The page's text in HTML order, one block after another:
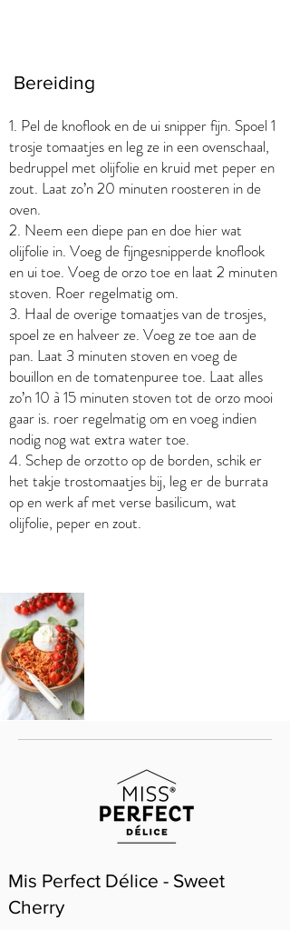
Bereiding
1. Pel de knoflook en de ui snipper fijn. Spoel 1
trosje tomaatjes en leg ze in een ovenschaal,
bedruppel met olijfolie en kruid met peper en
zout. Laat zo’n 20 minuten roosteren in de
oven.
2. Neem een diepe pan en doe hier wat
olijfolie in. Voeg de fijngesnipperde knoflook
en ui toe. Voeg de orzo toe en laat 2 minuten
stoven. Roer regelmatig om.
3. Haal de overige tomaatjes van de trosjes,
spoel ze en halveer ze. Voeg ze toe aan de
pan. Laat 3 minuten stoven en voeg de
bouillon en de tomatenpuree toe. Laat alles
zo’n 10 à 15 minuten stoven tot de orzo mooi
gaar is. roer regelmatig om en voeg indien
nodig nog wat extra water toe.
4. Schep de orzotto op de borden, schik er
het takje trostomaatjes bij, leg er de burrata
op en werk af met verse basilicum, wat
olijfolie, peper en zout.
Mis Perfect Délice - Sweet
Cherry